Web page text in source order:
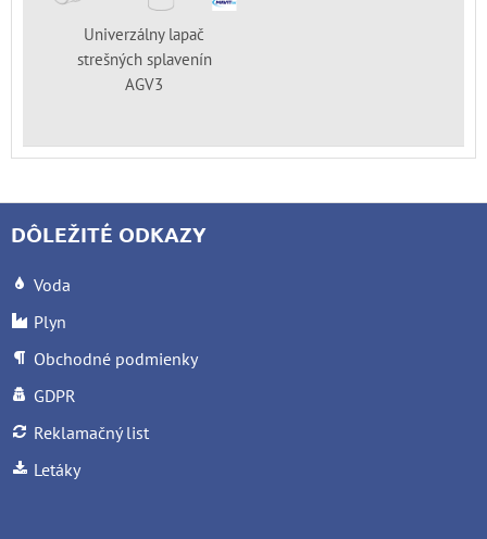
Univerzálny lapač
strešných splavenín
AGV3
DÔLEŽITÉ ODKAZY
Voda
Plyn
Obchodné podmienky
GDPR
Reklamačný list
Letáky